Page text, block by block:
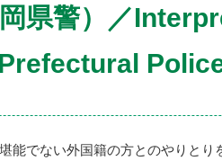
県警）／
Police
能でない外国籍の方とのやりと